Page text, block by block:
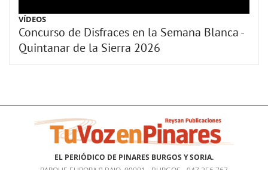
VÍDEOS
Concurso de Disfraces en la Semana Blanca -
Quintanar de la Sierra 2026
EL PERIÓDICO DE PINARES BURGOS Y SORIA.